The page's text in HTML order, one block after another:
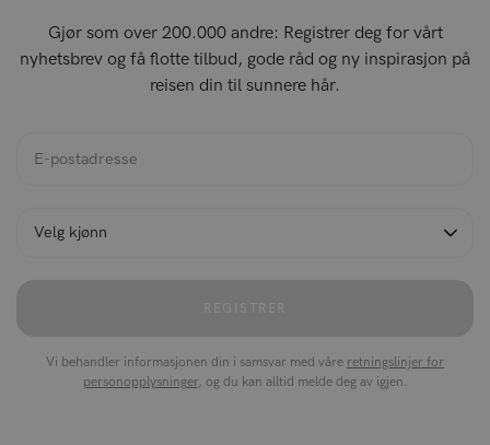
Gjør som over 200.000 andre: Registrer deg for vårt
nyhetsbrev og få flotte tilbud, gode råd og ny inspirasjon på
reisen din til sunnere hår.
Vi behandler informasjonen din i samsvar med våre retningslinjer for
personopplysninger, og du kan alltid melde deg av igjen.